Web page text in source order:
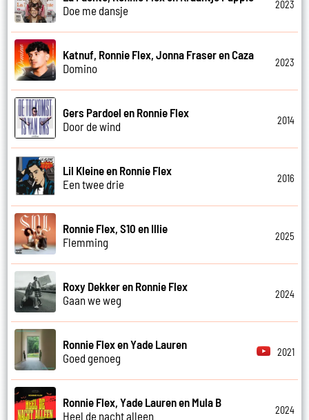
Doe me dansje
2023
Katnuf, Ronnie Flex, Jonna Fraser en Caza
Domino
2023
Gers Pardoel en Ronnie Flex
Door de wind
2014
Lil Kleine en Ronnie Flex
Een twee drie
2016
Ronnie Flex, S10 en Illie
Flemming
2025
Roxy Dekker en Ronnie Flex
Gaan we weg
2024
Ronnie Flex en Yade Lauren
Goed genoeg
2021
Ronnie Flex, Yade Lauren en Mula B
Heel de nacht alleen
2024